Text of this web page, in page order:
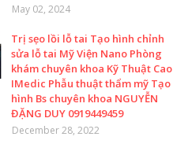
May 02, 2024
Trị sẹo lồi lỗ tai Tạo hình chỉnh
sửa lỗ tai Mỹ Viện Nano Phòng
khám chuyên khoa Kỹ Thuật Cao
IMedic Phẫu thuật thẩm mỹ Tạo
hình Bs chuyên khoa NGUYỄN
ĐẶNG DUY 0919449459
December 28, 2022